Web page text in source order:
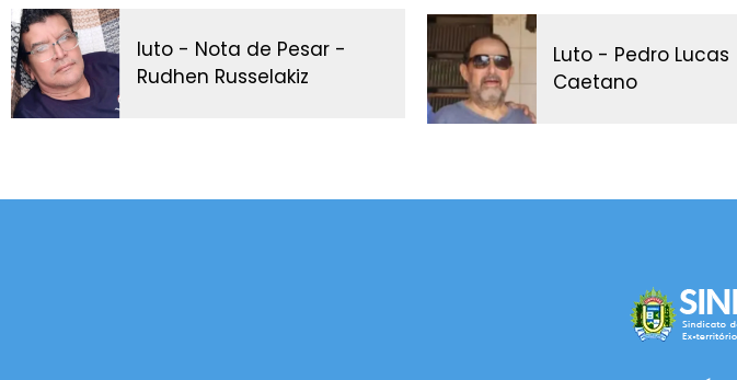
luto - Nota de Pesar -
Rudhen Russelakiz
Luto - Pedro Lucas
Caetano